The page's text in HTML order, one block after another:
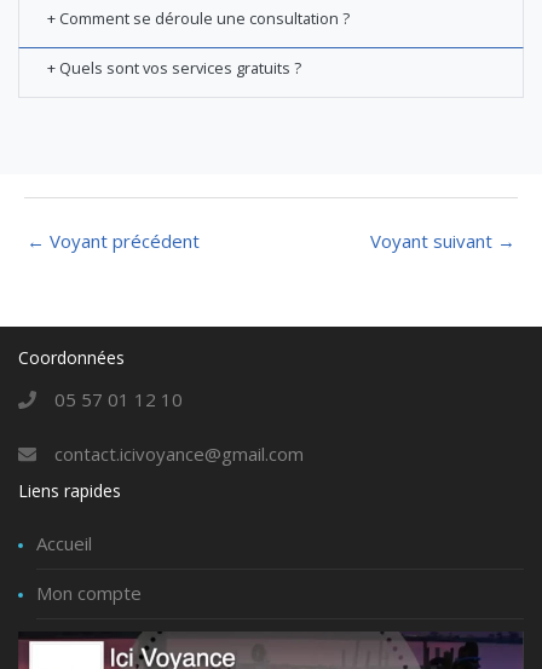
+ Comment se déroule une consultation ?
+ Quels sont vos services gratuits ?
← Voyant précédent Voyant suivant →
Coordonnées
05 57 01 12 10
contact.icivoyance@gmail.com
Liens rapides
Accueil
Mon compte